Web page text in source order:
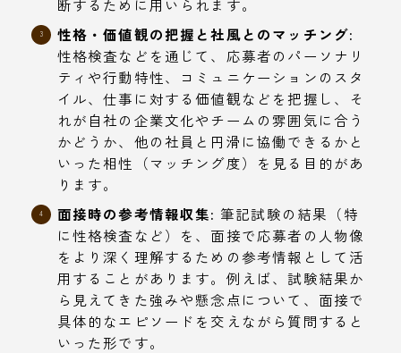
断するために用いられます。
性格・価値観の把握と社風とのマッチング:
性格検査などを通じて、応募者のパーソナリ
ティや行動特性、コミュニケーションのスタ
イル、仕事に対する価値観などを把握し、そ
れが自社の企業文化やチームの雰囲気に合う
かどうか、他の社員と円滑に協働できるかと
いった相性（マッチング度）を見る目的があ
ります。
面接時の参考情報収集: 筆記試験の結果（特
に性格検査など）を、面接で応募者の人物像
をより深く理解するための参考情報として活
用することがあります。例えば、試験結果か
ら見えてきた強みや懸念点について、面接で
具体的なエピソードを交えながら質問すると
いった形です。